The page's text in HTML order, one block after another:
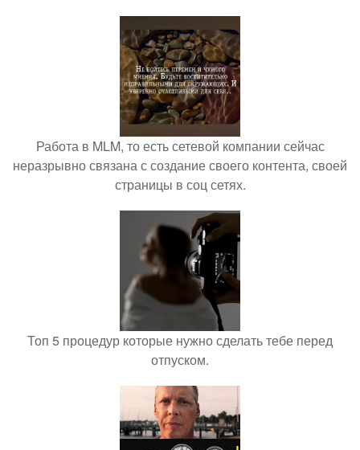
Работа в MLM, то есть сетевой компании сейчас
неразрывно связана с создание своего контента, своей
страницы в соц сетях.
Топ 5 процедур которые нужно сделать тебе перед
отпуском.